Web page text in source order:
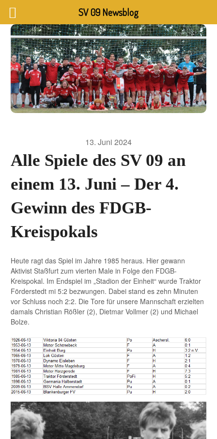
13. Juni 2024
Alle Spiele des SV 09 an
einem 13. Juni – Der 4.
Gewinn des FDGB-
Kreispokals
Heute ragt das Spiel im Jahre 1985 heraus. Hier gewann
Aktivist Staßfurt zum vierten Male in Folge den FDGB-
Kreispokal. Im Endspiel im „Stadion der Einheit“ wurde Traktor
Förderstedt mi 5:2 bezwungen. Dabei stand es zehn Minuten
vor Schluss noch 2:2. Die Tore für unsere Mannschaft erzielten
damals Christian Rößler (2), Dietmar Vollmer (2) und Michael
Bolze.
SV 09 Newsblog